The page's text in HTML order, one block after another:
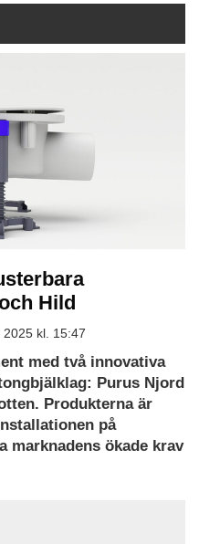
Hild
kl. 15:47
med två innovativa
Purus Njord
Produkterna är
på
marknadens ökade krav